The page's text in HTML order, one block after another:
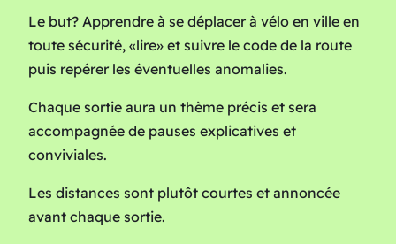
Le but? Apprendre à se déplacer à vélo en ville en
toute sécurité, «lire» et suivre le code de la route
puis repérer les éventuelles anomalies.
Chaque sortie aura un thème précis et sera
accompagnée de pauses explicatives et
conviviales.
Les distances sont plutôt courtes et annoncée
avant chaque sortie.